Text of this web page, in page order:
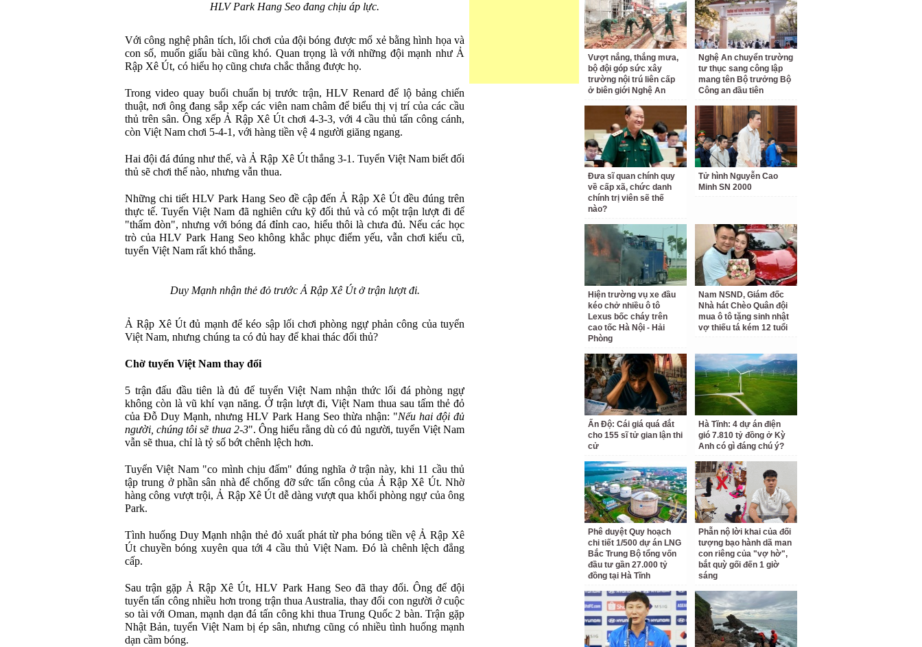
HLV Park Hang Seo đang chịu áp lực.
Với công nghệ phân tích, lối chơi của đội bóng được mổ xẻ bằng hình họa và
con số, muốn giấu bài cũng khó. Quan trọng là với những đội mạnh như Ả
Rập Xê Út, có hiểu họ cũng chưa chắc thắng được họ.
Trong video quay buổi chuẩn bị trước trận, HLV Renard để lộ bảng chiến
thuật, nơi ông đang sắp xếp các viên nam châm để biểu thị vị trí của các cầu
thủ trên sân. Ông xếp Ả Rập Xê Út chơi 4-3-3, với 4 cầu thủ tấn công cánh,
còn Việt Nam chơi 5-4-1, với hàng tiền vệ 4 người giăng ngang.
Hai đội đá đúng như thế, và Ả Rập Xê Út thắng 3-1. Tuyển Việt Nam biết đối
thủ sẽ chơi thế nào, nhưng vẫn thua.
Những chi tiết HLV Park Hang Seo đề cập đến Ả Rập Xê Út đều đúng trên
thực tế. Tuyển Việt Nam đã nghiên cứu kỹ đối thủ và có một trận lượt đi để
"thấm đòn", nhưng với bóng đá đỉnh cao, hiểu thôi là chưa đủ. Nếu các học
trò của HLV Park Hang Seo không khắc phục điểm yếu, vẫn chơi kiểu cũ,
tuyển Việt Nam rất khó thắng.
Duy Mạnh nhận thẻ đỏ trước Ả Rập Xê Út ở trận lượt đi.
Ả Rập Xê Út đủ mạnh để kéo sập lối chơi phòng ngự phản công của tuyển
Việt Nam, nhưng chúng ta có đủ hay để khai thác đối thủ?
Chờ tuyển Việt Nam thay đổi
5 trận đấu đầu tiên là đủ để tuyển Việt Nam nhận thức lối đá phòng ngự
không còn là vũ khí vạn năng. Ở trận lượt đi, Việt Nam thua sau tấm thẻ đỏ
của Đỗ Duy Mạnh, nhưng HLV Park Hang Seo thừa nhận: "Nếu hai đội đủ
người, chúng tôi sẽ thua 2-3". Ông hiểu rằng dù có đủ người, tuyển Việt Nam
vẫn sẽ thua, chỉ là tỷ số bớt chênh lệch hơn.
Tuyển Việt Nam "co mình chịu đấm" đúng nghĩa ở trận này, khi 11 cầu thủ
tập trung ở phần sân nhà để chống đỡ sức tấn công của Ả Rập Xê Út. Nhờ
hàng công vượt trội, Ả Rập Xê Út dễ dàng vượt qua khối phòng ngự của ông
Park.
Tình huống Duy Mạnh nhận thẻ đỏ xuất phát từ pha bóng tiền vệ Ả Rập Xê
Út chuyền bóng xuyên qua tới 4 cầu thủ Việt Nam. Đó là chênh lệch đẳng
cấp.
Sau trận gặp Ả Rập Xê Út, HLV Park Hang Seo đã thay đổi. Ông để đội
tuyển tấn công nhiều hơn trong trận thua Australia, thay đổi con người ở cuộc
so tài với Oman, mạnh dạn đá tấn công khi thua Trung Quốc 2 bàn. Trận gặp
Nhật Bản, tuyển Việt Nam bị ép sân, nhưng cũng có nhiều tình huống mạnh
dạn cầm bóng.
Vượt nắng, thắng mưa,
bộ đội góp sức xây
trường nội trú liên cấp
ở biên giới Nghệ An
Nghệ An chuyển trường
tư thục sang công lập
mang tên Bộ trưởng Bộ
Công an đầu tiên
Đưa sĩ quan chính quy
về cấp xã, chức danh
chính trị viên sẽ thế
nào?
Tử hình Nguyễn Cao
Minh SN 2000
Hiện trường vụ xe đầu
kéo chở nhiều ô tô
Lexus bốc cháy trên
cao tốc Hà Nội - Hải
Phòng
Nam NSND, Giám đốc
Nhà hát Chèo Quân đội
mua ô tô tặng sinh nhật
vợ thiếu tá kém 12 tuổi
Ấn Độ: Cái giá quá đắt
cho 155 sĩ tử gian lận thi
cử
Hà Tĩnh: 4 dự án điện
gió 7.810 tỷ đồng ở Kỳ
Anh có gì đáng chú ý?
Phê duyệt Quy hoạch
chi tiết 1/500 dự án LNG
Bắc Trung Bộ tổng vốn
đầu tư gần 27.000 tỷ
đồng tại Hà Tĩnh
Phẫn nộ lời khai của đối
tượng bạo hành dã man
con riêng của "vợ hờ",
bắt quỳ gối đến 1 giờ
sáng